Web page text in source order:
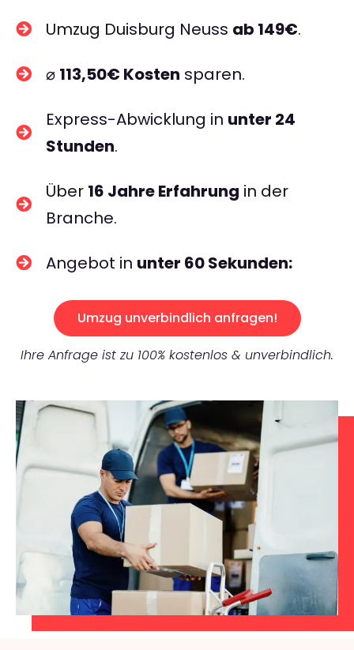
Umzug Duisburg Neuss ab 149€.
⌀ 113,50€ Kosten sparen.
Express-Abwicklung in unter 24
Stunden.
Über 16 Jahre Erfahrung in der
Branche.
Angebot in unter 60 Sekunden:
Umzug unverbindlich anfragen!
Ihre Anfrage ist zu 100% kostenlos & unverbindlich.